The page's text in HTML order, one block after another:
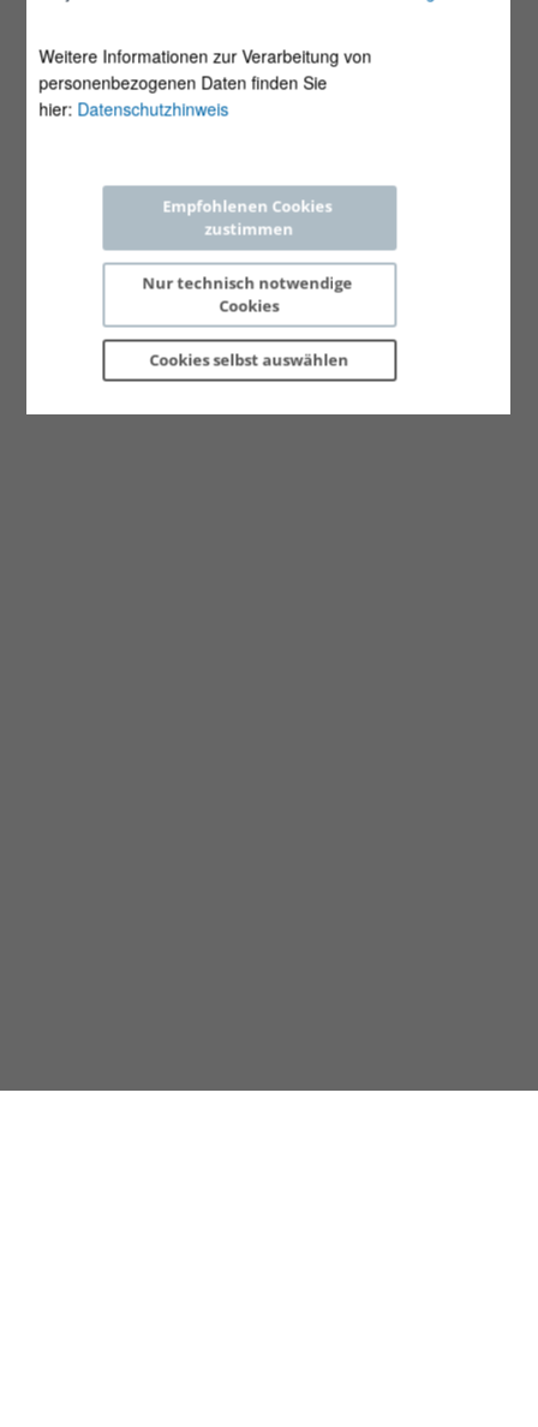
Weitere Informationen zur Verarbeitung von
personenbezogenen Daten finden Sie
hier: Datenschutzhinweis
Empfohlenen Cookies
zustimmen
Nur technisch notwendige
Cookies
Cookies selbst auswählen